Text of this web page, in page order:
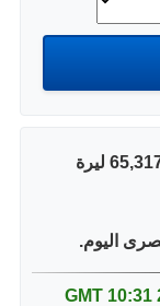
100.00 جنيه مصرى يعادل اليوم 65,317,090.65 ليرة
10:31 GMT